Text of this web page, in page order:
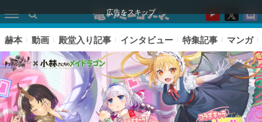
広告をスキップ
赫本 動画 殿堂入り記事 インタビュー 特集記事 マンガ